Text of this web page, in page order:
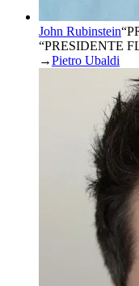
John Rubinstein“
“PRESIDENTE
→Pietro Ubaldi